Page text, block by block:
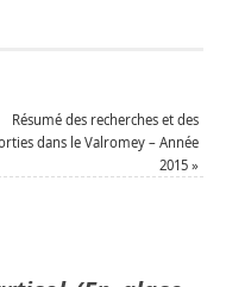
Résumé des recherches et des
dans le Valromey – Année
2015»